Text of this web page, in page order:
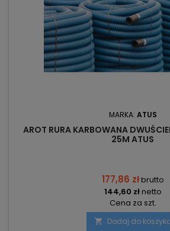
MARKA: ATUS
AROT RURA KARBOWANA
25M ATUS
177,86 złbrutto
144,60 złnetto
Cena za szt.
 Dodaj do